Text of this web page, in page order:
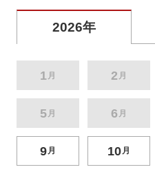
2026年
1 月 2 月
5 月 6 月
9月 10月